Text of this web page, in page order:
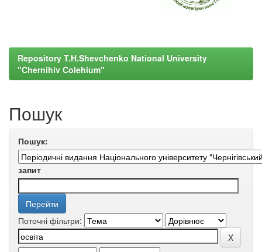
Repository T.H.Shevchenko National University
"Chernihiv Colehium"
Пошук
Пошук:
запит
Поточні фільтри: